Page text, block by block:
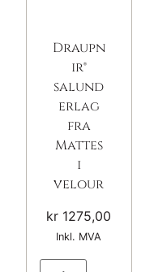
Draupn
ir®
salund
erlag
fra
Mattes
i
velour
kr 1275,00
Inkl. MVA